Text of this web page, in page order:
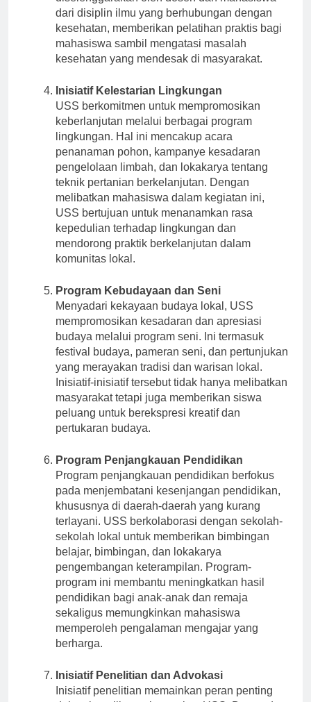
dari disiplin ilmu yang berhubungan dengan
kesehatan, memberikan pelatihan praktis bagi
mahasiswa sambil mengatasi masalah
kesehatan yang mendesak di masyarakat.
Inisiatif Kelestarian Lingkungan
USS berkomitmen untuk mempromosikan
keberlanjutan melalui berbagai program
lingkungan. Hal ini mencakup acara
penanaman pohon, kampanye kesadaran
pengelolaan limbah, dan lokakarya tentang
teknik pertanian berkelanjutan. Dengan
melibatkan mahasiswa dalam kegiatan ini,
USS bertujuan untuk menanamkan rasa
kepedulian terhadap lingkungan dan
mendorong praktik berkelanjutan dalam
komunitas lokal.
Program Kebudayaan dan Seni
Menyadari kekayaan budaya lokal, USS
mempromosikan kesadaran dan apresiasi
budaya melalui program seni. Ini termasuk
festival budaya, pameran seni, dan pertunjukan
yang merayakan tradisi dan warisan lokal.
Inisiatif-inisiatif tersebut tidak hanya melibatkan
masyarakat tetapi juga memberikan siswa
peluang untuk berekspresi kreatif dan
pertukaran budaya.
Program Penjangkauan Pendidikan
Program penjangkauan pendidikan berfokus
pada menjembatani kesenjangan pendidikan,
khususnya di daerah-daerah yang kurang
terlayani. USS berkolaborasi dengan sekolah-
sekolah lokal untuk memberikan bimbingan
belajar, bimbingan, dan lokakarya
pengembangan keterampilan. Program-
program ini membantu meningkatkan hasil
pendidikan bagi anak-anak dan remaja
sekaligus memungkinkan mahasiswa
memperoleh pengalaman mengajar yang
berharga.
Inisiatif Penelitian dan Advokasi
Inisiatif penelitian memainkan peran penting